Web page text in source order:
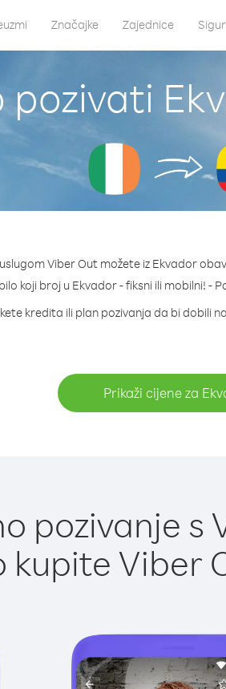
Značajke Zajednice
pozivati
Viber Out možete iz Ekvador
koji broj u Ekvador - fiksni ili mobilni! -
kredita ili plan pozivanja da bi dobili
Prikaži cijene za
pozivanje s
kupite Viber